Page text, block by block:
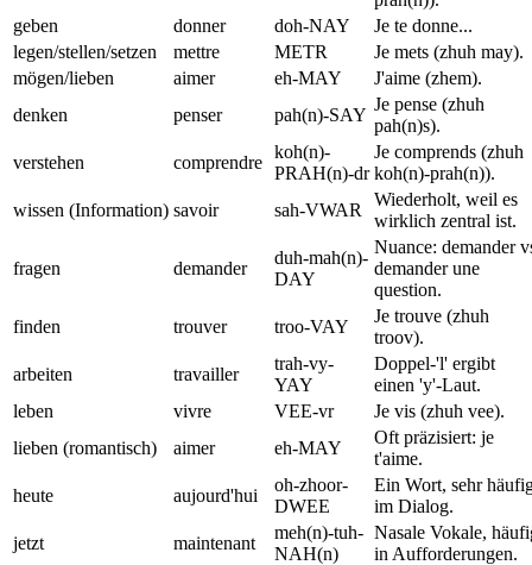
geben
donner doh-NAY
Je te donne...
legen/stellen/setzen
mettre METR
Je mets (zhuh may).
mögen/lieben
aimer eh-MAY
J'aime (zhem).
denken
penser pah(n)-SAY
Je pense (zhuh
pah(n)s).
verstehen
comprendre
koh(n)-
PRAH(n)-dr
Je comprends (zhuh
koh(n)-prah(n)).
wissen (Information) savoir sah-VWAR
Wiederholt, weil es
wirklich zentral ist.
fragen demander
duh-mah(n)-
DAY
Nuance: demander
demander une
question.
finden
trouver troo-VAY
Je trouve (zhuh
troov).
arbeiten
travailler
trah-vy-
YAY
Doppel-'l' ergibt
einen 'y'-Laut.
leben
vivre VEE-vr
Je vis (zhuh vee).
lieben (romantisch)
aimer eh-MAY
Oft präzisiert: je
t'aime.
heute
aujourd'hui
oh-zhoor-
DWEE
Ein Wort, sehr
im Dialog.
jetzt
maintenant
meh(n)-tuh-
NAH(n)
Nasale Vokale,
in Aufforderungen.